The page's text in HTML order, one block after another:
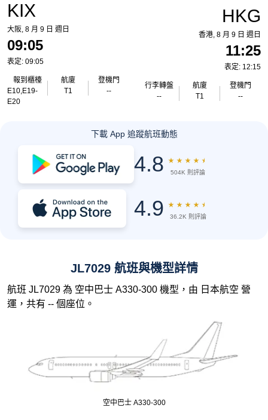
KIX
大阪, 8 月 9 日 週日
09:05
表定: 09:05
報到櫃檯
E10,E19-
E20
航廈
T1
登機門
--
HKG
香港, 8 月 9 日 週日
11:25
表定: 12:15
行李轉盤
--
航廈
T1
登機門
--
下載 App 追蹤航班動態
4.8 ★ ★ ★ ★ ★
504K 則評論
4.9 ★ ★ ★ ★ ★
36.2K 則評論
JL7029 航班與機型詳情
航班 JL7029 為 空中巴士 A330-300 機型，由 日本航空 營
運，共有 -- 個座位。
空中巴士 A330-300